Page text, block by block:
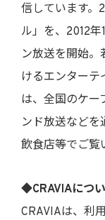
信しています。
ル」を、2012
ン放送を開始
けるエンターテ
は、全国のケー
ンド放送などを
飲食店等でご覧
◆CRAVIAにつ
CRAVIAは、利